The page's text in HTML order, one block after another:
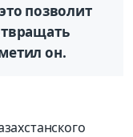
позволит
он.